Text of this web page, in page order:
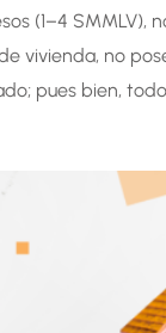
(1–4 SMMLV),
vivienda, no
pues bien,